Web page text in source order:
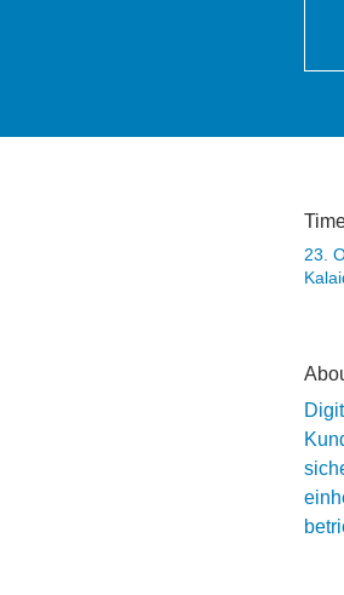
23.